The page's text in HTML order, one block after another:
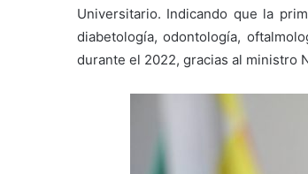
Universitario. Indicando que la
diabetología, odontología,
durante el 2022, gracias al ministro